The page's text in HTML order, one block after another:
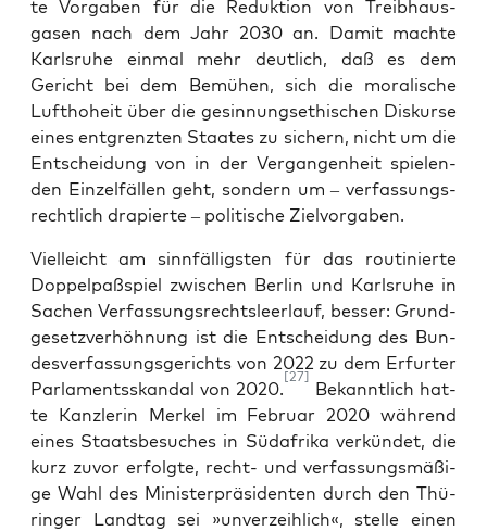
te Vor­ga­ben für die Reduk­ti­on von Treibhaus­
gasen nach dem Jahr 2030 an. Damit mach­te
Karls­ru­he ein­mal mehr deut­lich, daß es dem
Gericht bei dem Bemü­hen, sich die mora­li­sche
Luft­ho­heit über die gesin­nungs­ethi­schen Dis­kur­se
eines ent­grenz­ten Staa­tes zu sichern, nicht um die
Ent­schei­dung von in der Ver­gan­gen­heit spie­len­
den Ein­zel­fäl­len geht, son­dern um – ver­fas­sungs­
recht­lich dra­pier­te – poli­ti­sche Zielvorgaben.
Viel­leicht am sinn­fäl­ligs­ten für das rou­ti­nier­te
Dop­pelpaß­spiel zwi­schen Ber­lin und Karls­ru­he in
Sachen Ver­fas­sungs­rechts­leer­lauf, bes­ser: Grund­
ge­setz­ver­höh­nung ist die Ent­schei­dung des Bun­
des­ver­fas­sungs­ge­richts von 2022 zu dem Erfur­ter
Par­la­ments­skan­dal von 2020.
[27]
Bekannt­lich hat­
te Kanz­le­rin Mer­kel im Febru­ar 2020 wäh­rend
eines Staats­be­su­ches in Süd­afri­ka ver­kün­det, die
kurz zuvor erfolg­te, recht- und ver­fas­sungs­mä­ßi­
ge Wahl des Minis­ter­prä­si­den­ten durch den Thü­
rin­ger Land­tag sei »unver­zeih­lich«, stel­le einen